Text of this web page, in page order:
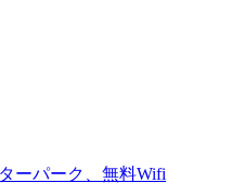
ーパーク、無料Wifi